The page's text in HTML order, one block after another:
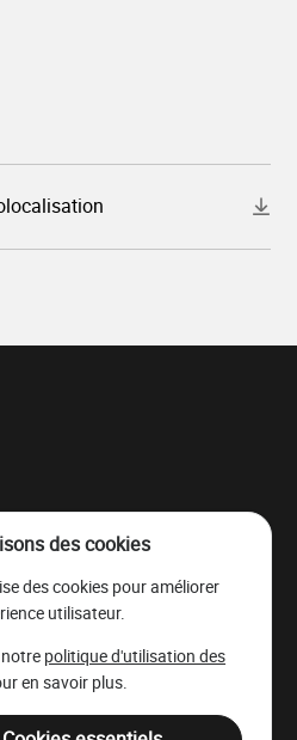
en-Famenne
À propos
Parc à grumes
Ressources légales
des cookies
des cookies pour améliorer
utilisateur.
politique d'utilisation des
en savoir plus.